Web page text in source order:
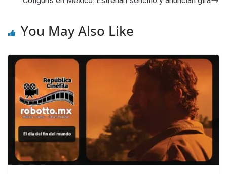
You May Also Like